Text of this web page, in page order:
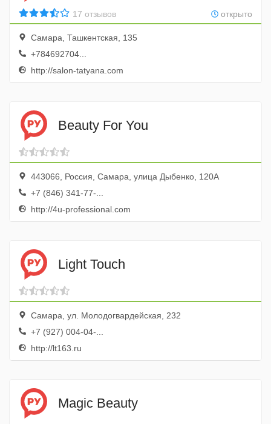
открыто
17 отзывов
Самара, Ташкентская, 135
+784692704...
http://salon-tatyana.com
Beauty For You
443066, Россия, Самара, улица Дыбенко, 120А
+7 (846) 341-77-...
http://4u-professional.com
Light Touch
Самара, ул. Молодогвардейская, 232
+7 (927) 004-04-...
http://lt163.ru
Magic Beauty